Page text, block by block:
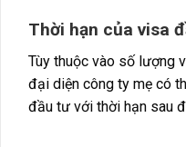
Thời hạn của visa
Tùy thuộc vào số lượng
đại diện công ty mẹ có
đầu tư với thời hạn sau